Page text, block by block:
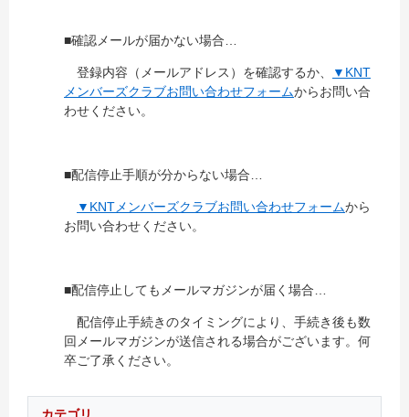
■確認メールが届かない場合…
登録内容（メールアドレス）を確認するか、
▼KNT
メンバーズクラブお問い合わせフォームからお問い合
わせください。
■配信停止手順が分からない場合…
▼KNTメンバーズクラブお問い合わせフォームから
お問い合わせください。
■配信停止してもメールマガジンが届く場合…
配信停止手続きのタイミングにより、手続き後も数
回メールマガジンが送信される場合がございます。何
卒ご了承ください。